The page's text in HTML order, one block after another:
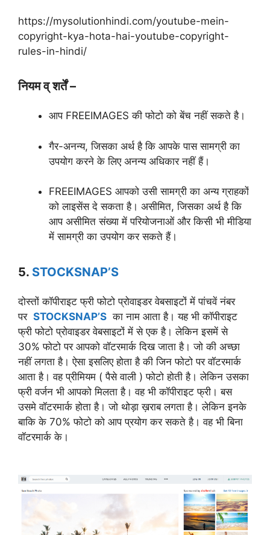
https://mysolutionhindi.com/youtube-mein-
copyright-kya-hota-hai-youtube-copyright-
rules-in-hindi/
नियम व् शर्तें –
आप FREEIMAGES की फोटो को बेंच नहीं सकते है।
गैर-अनन्य, जिसका अर्थ है कि आपके पास सामग्री का
उपयोग करने के लिए अनन्य अधिकार नहीं हैं।
FREEIMAGES आपको उसी सामग्री का अन्य ग्राहकों
को लाइसेंस दे सकता है। असीमित, जिसका अर्थ है कि
आप असीमित संख्या में परियोजनाओं और किसी भी मीडिया
में सामग्री का उपयोग कर सकते हैं।
5. STOCKSNAP’S
दोस्तों कॉपीराइट फ्री फोटो प्रोवाइडर वेबसाइटों में पांचवें नंबर
पर STOCKSNAP’S का नाम आता है। यह भी कॉपीराइट
फ्री फोटो प्रोवाइडर वेबसाइटों में से एक है। लेकिन इसमें से
30% फोटो पर आपको वॉटरमार्क दिख जाता है। जो की अच्छा
नहीं लगता है। ऐसा इसलिए होता है की जिन फोटो पर वॉटरमार्क
आता है। वह प्रीमियम ( पैसे वाली ) फोटो होती है। लेकिन उसका
फ्री वर्जन भी आपको मिलता है। वह भी कॉपीराइट फ्री। बस
उसमे वॉटरमार्क होता है। जो थोड़ा ख़राब लगता है। लेकिन इनके
बाकि के 70% फोटो को आप प्रयोग कर सकते है। वह भी बिना
वॉटरमार्क के।